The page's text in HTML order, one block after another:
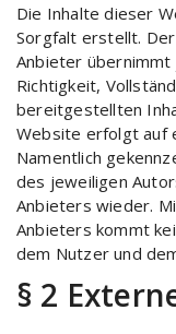
Die Inhalte dieser
Sorgfalt erstellt. Der
Anbieter übernimmt
Richtigkeit,
bereitgestellten
Website erfolgt auf
Namentlich
des jeweiligen
Anbieters wieder.
Anbieters kommt
dem Nutzer und
§ 2